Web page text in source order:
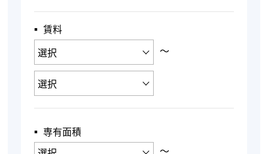
▪︎ 賃料
〜
▪︎ 専有面積
〜